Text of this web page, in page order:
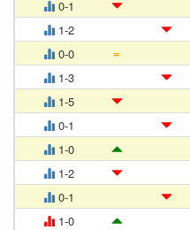
0-1
1-2
0-0
=
1-3
1-5
0-1
1-0
1-2
0-1
1-0